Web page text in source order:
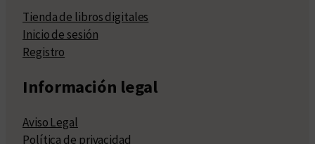
Tienda de libros digitales
Inicio de sesión
Registro
Información legal
Aviso Legal
Política de privacidad